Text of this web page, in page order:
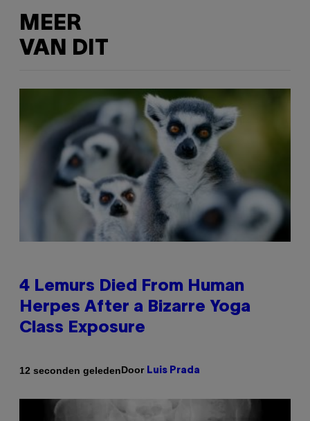
MEER
VAN DIT
4 Lemurs Died From Human
Herpes After a Bizarre Yoga
Class Exposure
12 seconden geledenDoor Luis Prada